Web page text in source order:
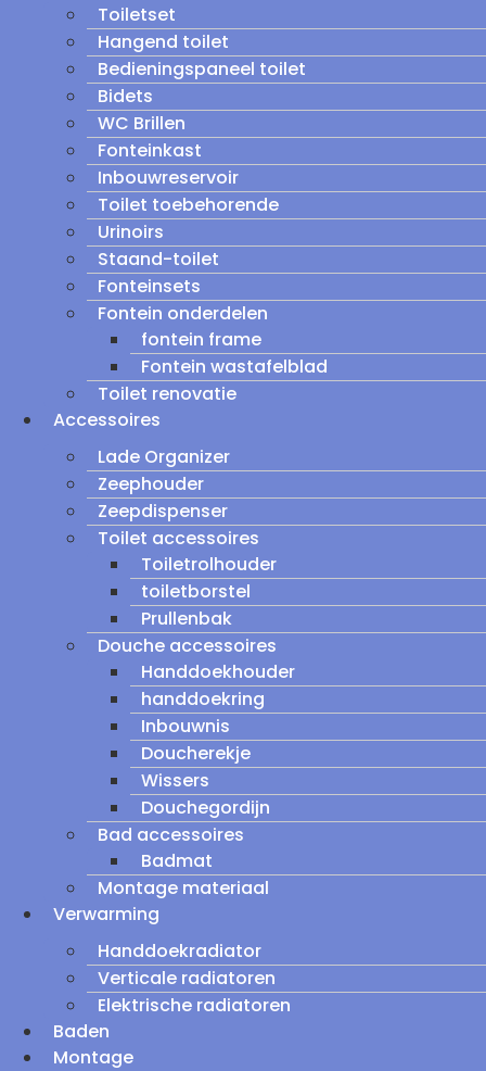
Toiletset
Hangend toilet
Bedieningspaneel toilet
Bidets
WC Brillen
Fonteinkast
Inbouwreservoir
Toilet toebehorende
Urinoirs
Staand-toilet
Fonteinsets
Fontein onderdelen
fontein frame
Fontein wastafelblad
Toilet renovatie
Accessoires
Lade Organizer
Zeephouder
Zeepdispenser
Toilet accessoires
Toiletrolhouder
toiletborstel
Prullenbak
Douche accessoires
Handdoekhouder
handdoekring
Inbouwnis
Doucherekje
Wissers
Douchegordijn
Bad accessoires
Badmat
Montage materiaal
Verwarming
Handdoekradiator
Verticale radiatoren
Elektrische radiatoren
Baden
Montage